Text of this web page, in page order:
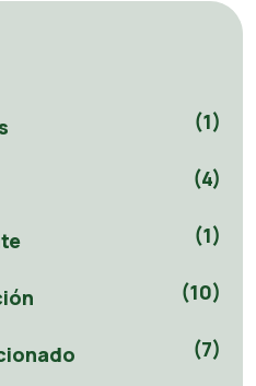
(1)
(4)
(1)
(10)
(7)